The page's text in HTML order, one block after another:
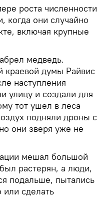
роста численности
когда они случайно
включая крупные
медведь.
краевой думы Райвис
наступления
улицу и создали для
тот ушел в леса
подняли дроны с
они зверя уже не
мешал большой
растерян, а люди,
подальше, пытались
или сделать